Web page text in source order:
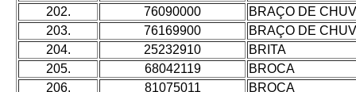
202.
76090000
BRAÇO DE
203.
76169900
BRAÇO DE
204.
25232910
BRITA
205.
68042119
BROCA
206.
81075011
BROCA